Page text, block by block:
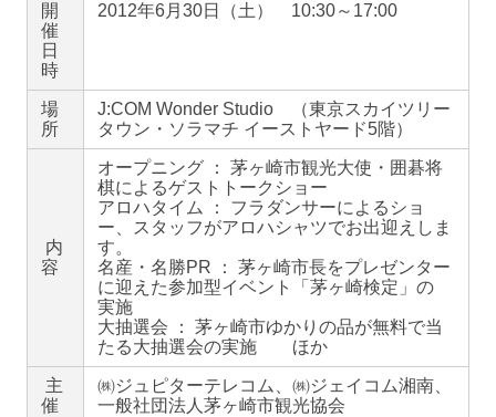
開
催
日
時
2012年6月30日（土） 10:30～17:00
場
所
J:COM Wonder Studio （東京スカイツリー
タウン・ソラマチ イーストヤード5階）
内
容
オープニング ： 茅ヶ崎市観光大使・囲碁将
棋によるゲストトークショー
アロハタイム ： フラダンサーによるショ
ー、スタッフがアロハシャツでお出迎えしま
す。
名産・名勝PR ： 茅ヶ崎市長をプレゼンター
に迎えた参加型イベント「茅ヶ崎検定」の
実施
大抽選会 ： 茅ヶ崎市ゆかりの品が無料で当
たる大抽選会の実施 ほか
主
催
㈱ジュピターテレコム、㈱ジェイコム湘南、
一般社団法人茅ヶ崎市観光協会